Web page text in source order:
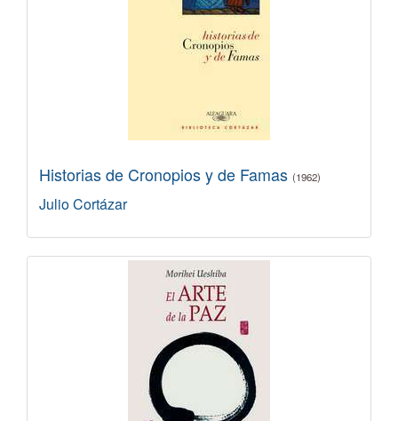
Historias de Cronopios y de Famas (1962)
Julio Cortázar